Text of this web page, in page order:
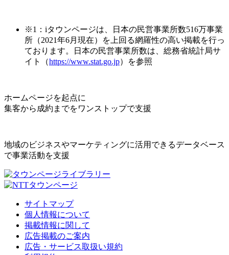
※1：iタウンページは、日本の民営事業所数516万事業
所（2021年6月現在）を上回る網羅性の高い掲載を行っ
ております。日本の民営事業所数は、総務省統計局サ
イト（https://www.stat.go.jp）を参照
ホームページを起点に
集客から成約までをワンストップで支援
地域のビジネスやマーケティングに活用できるデータベース
で事業活動を支援
サイトマップ
個人情報について
掲載情報に関して
広告掲載のご案内
広告・サービス取扱い規約